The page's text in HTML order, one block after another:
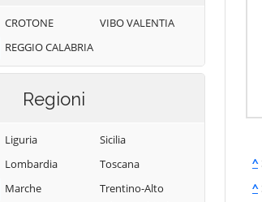
Piemontese
Lago
Laino Castello
Corone
San Fili
San Giorgio
Albanese
CROTONE
REGGIO CALABRIA
VIBO VALENTIA
Regioni
Liguria
Lombardia
Marche
Sicilia
Toscana
Trentino-Alto
^
^